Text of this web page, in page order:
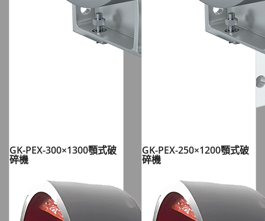
GK-PEX-300×1300顎式破
碎機
GK-PEX-250×1200顎式破
碎機